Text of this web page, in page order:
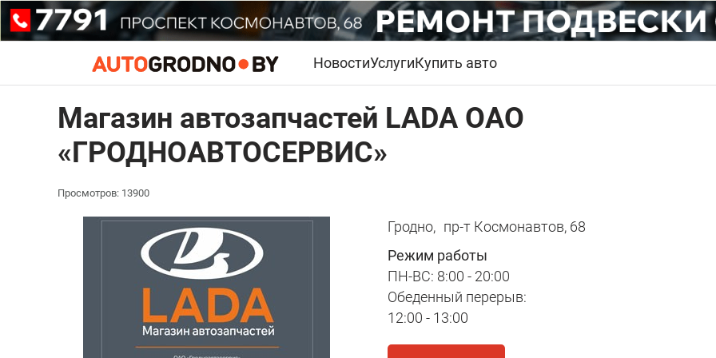
НовостиУслугиКупить авто
Магазин автозапчастей LADA ОАО
«ГРОДНОАВТОСЕРВИС»
Просмотров: 13900
Гродно, пр-т Космонавтов, 68
Режим работы
ПН-ВС: 8:00 - 20:00
Обеденный перерыв:
12:00 - 13:00